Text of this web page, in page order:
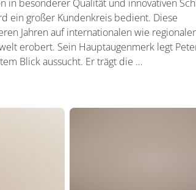
in besonderer Qualität und innovativen
ein großer Kundenkreis bedient. Diese
Jahren auf internationalen wie
erobert. Sein Hauptaugenmerk legt
Blick aussucht. Er trägt die …